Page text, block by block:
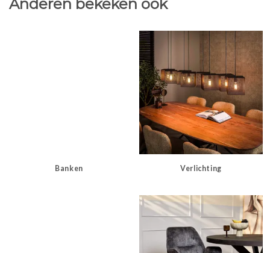
Anderen bekeken ook
Banken Verlichting